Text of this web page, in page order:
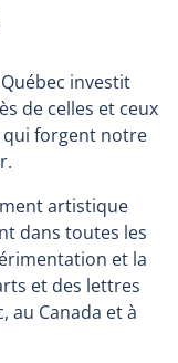
investit
de celles et ceux
forgent notre
artistique
dans toutes les
et la
et des lettres
au Canada et à